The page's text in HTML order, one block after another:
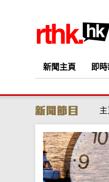
新聞主頁 即
主